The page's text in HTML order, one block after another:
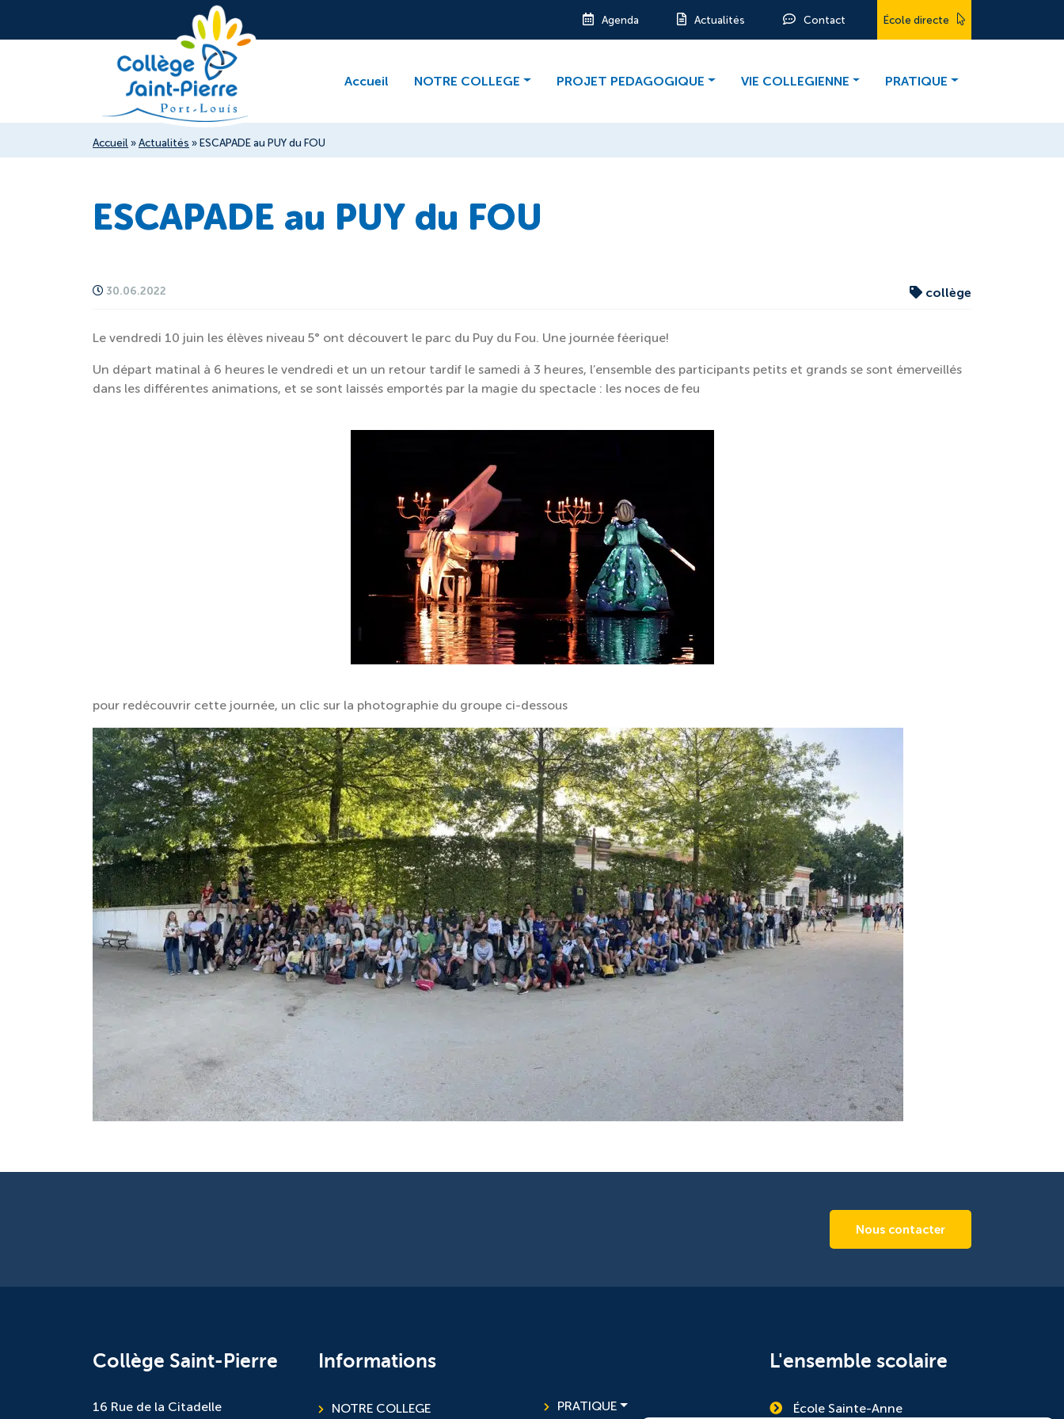
Agenda Actualités Contact École directe
Accueil NOTRE COLLEGE PROJET PEDAGOGIQUE VIE COLLEGIENNE PRATIQUE
Accueil » Actualités » ESCAPADE au PUY du FOU
ESCAPADE au PUY du FOU
30.06.2022 collège
Le vendredi 10 juin les élèves niveau 5° ont découvert le parc du Puy du Fou. Une journée féerique!
Un départ matinal à 6 heures le vendredi et un un retour tardif le samedi à 3 heures, l’ensemble des participants petits et grands se sont émerveillés
dans les différentes animations, et se sont laissés emportés par la magie du spectacle : les noces de feu
pour redécouvrir cette journée, un clic sur la photographie du groupe ci-dessous
Nous contacter
Collège Saint-Pierre
16 Rue de la Citadelle
Informations
NOTRE COLLEGE PRATIQUE
L'ensemble scolaire
École Sainte-Anne